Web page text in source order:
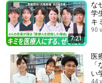
7:21
な
学
キ
い
90
医
い
44